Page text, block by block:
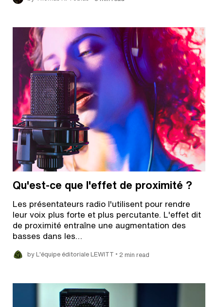
Qu'est-ce que l'effet de proximité ?
Les présentateurs radio l'utilisent pour rendre
leur voix plus forte et plus percutante. L'effet dit
de proximité entraîne une augmentation des
basses dans les…
by L'équipe éditoriale LEWITT • 2 min read